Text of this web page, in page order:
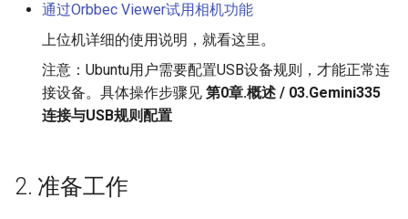
Gemini335点云样例预览
🔒 阿凯机器人工具箱
🔒 阿凯机器人工具箱(Ubuntu)
🔒 彩色相机参数配置
🔒 深度相机参数配置
🔒 从YAML文件加载相机配置
🔒 盒子上表面法向量估计与可
🔒 移除离群点
🔒 点云最小包围盒(AABB与
🔒 阿凯机器人工具箱
🔒 阿凯机器人工具箱
(Ubuntu+Anaconda)
通过Orbbec Viewer试用相机功能
上位机详细的使用说明，就看这里。
注意：Ubuntu用户需要配置USB设备规则，才能正常连
接设备。具体操作步骤见 第0章.概述 / 03.Gemini335
连接与USB规则配置
2. 准备工作